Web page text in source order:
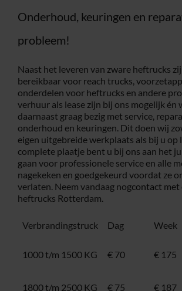
Onderhoud, keuringen en
probleem!
Naast het leveren van zware heftrucks
bereikbaar voor reach trucks,
onderdelen voor heftrucks en andere
verhuur als lease zijn bij ons mogelijk én
daarnaast graag bezig met service,
onderhoud en keuringen. Dit doen wij
eigen uitgebreide werkplaats als bij u op
complete plaatje bent u bij ons aan het
gaan voor professionele service en alle
nagekeken en goedgekeurd voordat ze
verlaten. Neem vandaag nogcontact met
heftrucks Rotterdam.
Verbrandingstruck Dag Week
1000 t/m 1500 KG € 70 € 175
1800 t/m 2500 KG
€ 75 € 187